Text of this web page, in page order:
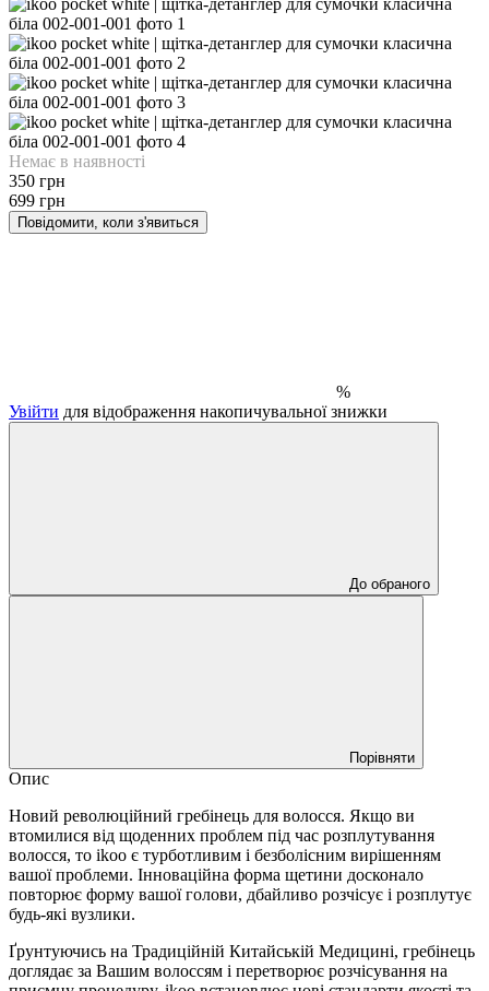
Немає в наявності
350 грн
699 грн
Повідомити, коли з'явиться
%
Увійти для відображення накопичувальної знижки
До обраного
Порівняти
Опис
Новий революційний гребінець для волосся. Якщо ви
втомилися від щоденних проблем під час розплутування
волосся, то ikoo є турботливим і безболісним вирішенням
вашої проблеми. Інноваційна форма щетини досконало
повторює форму вашої голови, дбайливо розчісує і розплутує
будь-які вузлики.
Ґрунтуючись на Традиційній Китайській Медицині, гребінець
доглядає за Вашим волоссям і перетворює розчісування на